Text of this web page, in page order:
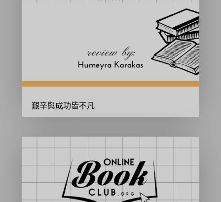
艱辛與成功皆不凡